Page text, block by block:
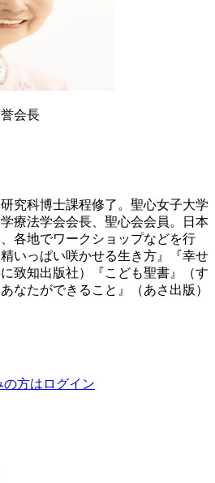
会長
究科博士課程修了。聖心女子大学
療法学会会長、聖心会会員。日本
各地でワークショップなどを行
いっぱい咲かせる生き方』『幸せ
致知出版社）『こども聖書』（す
なたができること』（あさ出版）
の方はログイン